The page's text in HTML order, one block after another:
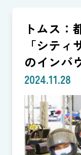
トムス：
「シティ
のインバ
2024.11.28